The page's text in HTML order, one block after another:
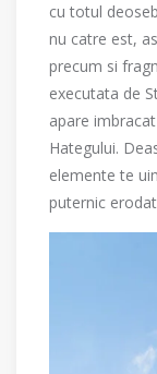
cu totul
nu catre est,
precum si
executata de
apare
Hategului.
elemente te
puternic